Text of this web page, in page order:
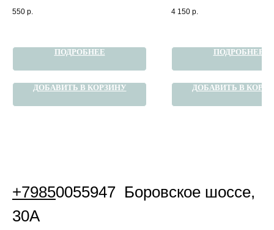
550 р.
ПОДРОБНЕЕ
ДОБАВИТЬ В КОРЗИНУ
4 150 р.
ПОДРОБНЕЕ
ДОБАВИТЬ В
+79850055947 Боровское шоссе,
30А